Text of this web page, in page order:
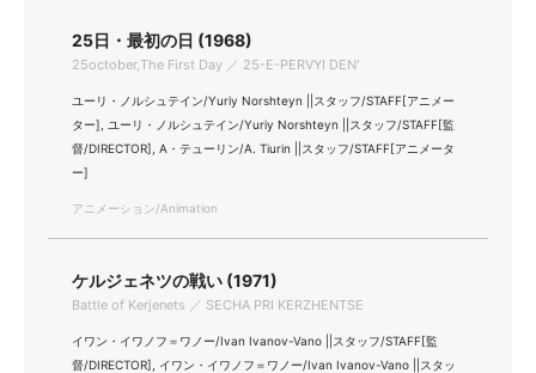
25日・最初の日 (1968)
25october,The First Day ／ 25-E-PERVYI DEN'
ユーリ・ノルシュテイン/Yuriy Norshteyn ||スタッフ/STAFF[アニメー
ター], ユーリ・ノルシュテイン/Yuriy Norshteyn ||スタッフ/STAFF[監
督/DIRECTOR], A・テューリン/A. Tiurin ||スタッフ/STAFF[アニメータ
ー]
アニメーション/Animation
ケルジェネツの戦い (1971)
Battle of Kerjenets ／ SECHA PRI KERZHENTSE
イワン・イワノフ＝ワノー/Ivan Ivanov-Vano ||スタッフ/STAFF[監
督/DIRECTOR], イワン・イワノフ＝ワノー/Ivan Ivanov-Vano ||スタッ